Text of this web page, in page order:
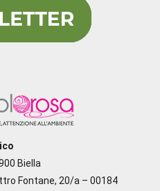
Biella
Fontane, 20/a – 00184